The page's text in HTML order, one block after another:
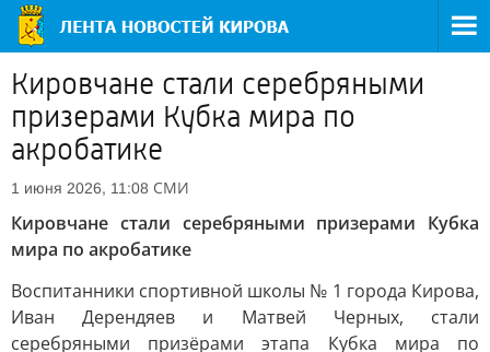
Кировчане стали серебряными
призерами Кубка мира по
акробатике
1 июня 2026, 11:08 СМИ
Кировчане стали серебряными призерами Кубка
мира по акробатике
Воспитанники спортивной школы № 1 города Кирова,
Иван Дерендяев и Матвей Черных, стали
серебряными призёрами этапа Кубка мира по